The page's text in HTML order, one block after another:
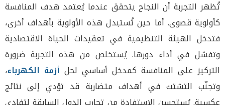
تُظهر التجربة أن النجاح يتحقق عندما يُعتمد هدف المنافسة
كأولوية قصوى. أما حين تُستبدل هذه الأولوية بأهداف أخرى،
فتدخل الهيئة التنظيمية في تعقيدات الحياة الاقتصادية
وتفشل في أداء دورها. يُستخلص من هذه التجربة ضرورة
التركيز على المنافسة كمدخل أساسي لحل أزمة الكهرباء،
وتجنّب التشتت في أهداف متضاربة قد تؤدي إلى نتائج